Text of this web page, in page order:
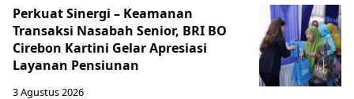
Perkuat Sinergi – Keamanan
Transaksi Nasabah Senior, BRI BO
Cirebon Kartini Gelar Apresiasi
Layanan Pensiunan
3 Agustus 2026